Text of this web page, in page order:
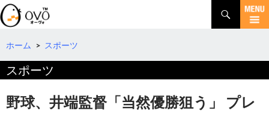
検
索
コ
テ
へ
移
動
ホーム > スポーツ
スポーツ
野球、井端監督「当然優勝狙う」 プレ